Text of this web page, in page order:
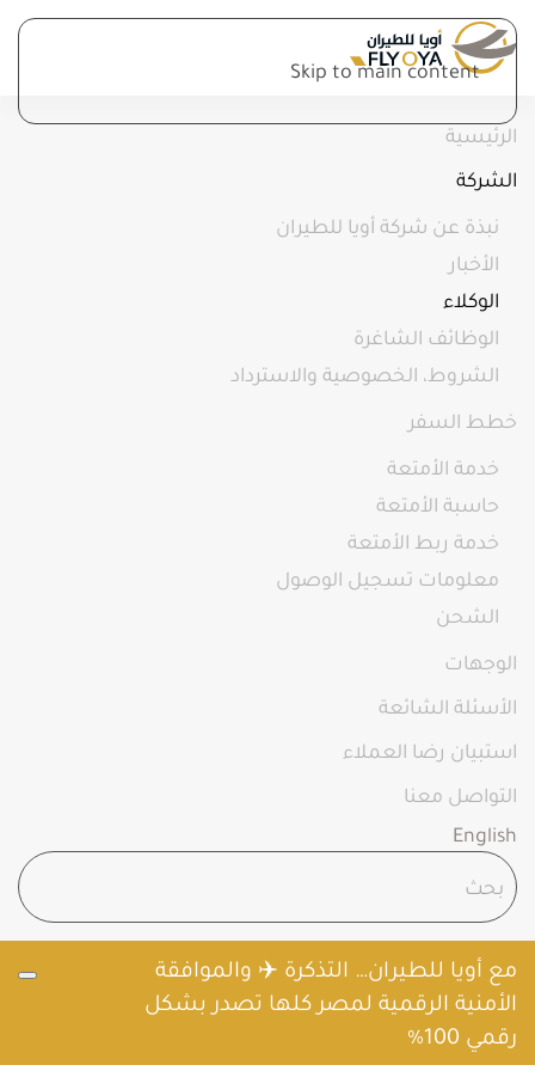
Skip to main content
الرئيسية
الشركة
نبذة عن شركة أويا للطيران
الأخبار
الوكلاء
الوظائف الشاغرة
الشروط، الخصوصية والاسترداد
خطط السفر
خدمة الأمتعة
حاسبة الأمتعة
خدمة ربط الأمتعة
معلومات تسجيل الوصول
الشحن
الوجهات
الأسئلة الشائعة
استبيان رضا العملاء
التواصل معنا
English
مع أويا للطيران… التذكرة ✈️ والموافقة
الأمنية الرقمية لمصر كلها تصدر بشكل
رقمي 100%